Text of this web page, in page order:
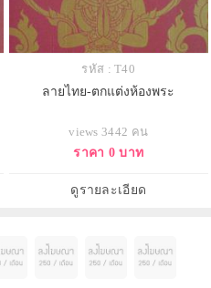
รหัส : T40
ลายไทย-ตกแต่งห้องพระ
views 3442 คน
ราคา 0 บาท
ดูรายละเอียด